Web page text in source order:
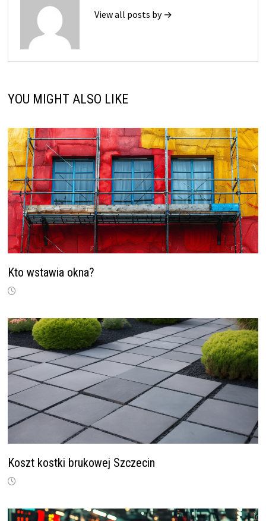
View all posts by →
YOU MIGHT ALSO LIKE
Kto wstawia okna?
Koszt kostki brukowej Szczecin